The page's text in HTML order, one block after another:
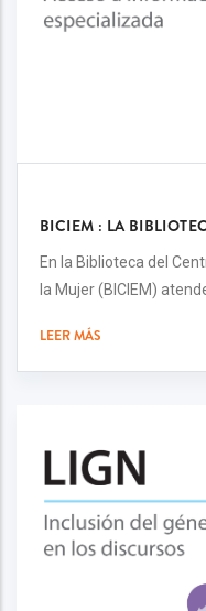
BICIEM : LA
En la Biblioteca del
la Mujer (BICIEM)
LEER MÁS